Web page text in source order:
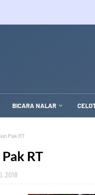
BICARA NALAR
Pak RT
RT
2018